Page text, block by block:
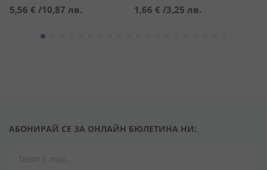
5,56 € /10,87 лв. 1,66 € /3,25 лв.
АБОНИРАЙ СЕ ЗА ОНЛАЙН БЮЛЕТИНА НИ: